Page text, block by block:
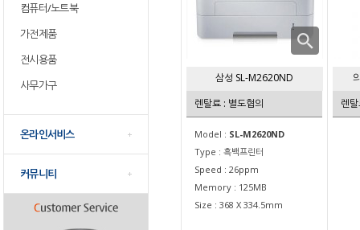
컴퓨터/노트북
가전제품
전시용품
사무가구
온라인서비스
커뮤니티
삼성 SL-M2620ND
렌탈료 : 별도협의
Model : SL-M2620ND
Type : 흑백프린터
Speed : 26ppm
Memory : 125MB
Size : 368 X 334.5mm
렌